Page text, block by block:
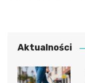
Aktualności